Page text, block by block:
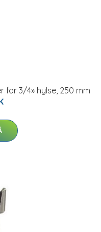
for 3/4» hylse, 250 mm